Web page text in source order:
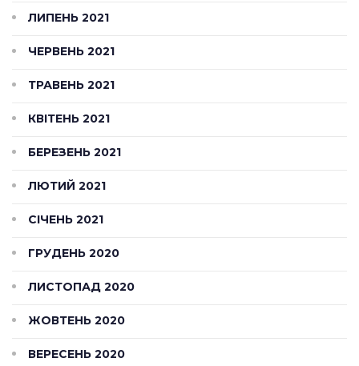
ЛИПЕНЬ 2021
ЧЕРВЕНЬ 2021
ТРАВЕНЬ 2021
КВІТЕНЬ 2021
БЕРЕЗЕНЬ 2021
ЛЮТИЙ 2021
СІЧЕНЬ 2021
ГРУДЕНЬ 2020
ЛИСТОПАД 2020
ЖОВТЕНЬ 2020
ВЕРЕСЕНЬ 2020